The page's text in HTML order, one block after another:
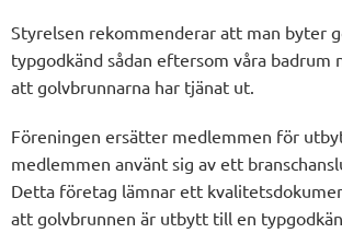
Styrelsen rekommenderar att man byter
typgodkänd sådan eftersom våra badrum
att golvbrunnarna har tjänat ut.
Föreningen ersätter medlemmen för
medlemmen använt sig av ett
Detta företag lämnar ett
att golvbrunnen är utbytt till en